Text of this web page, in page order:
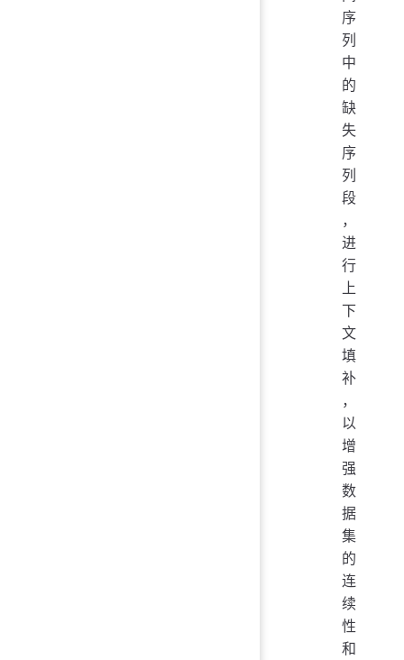
序
列
中
的
缺
失
序
列
段
，
进
行
上
下
文
填
补
，
以
增
强
数
据
集
的
连
续
性
和